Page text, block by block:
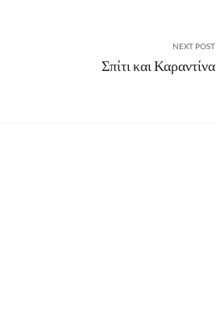
NEXT POST
Σπίτι και Καραντίνα